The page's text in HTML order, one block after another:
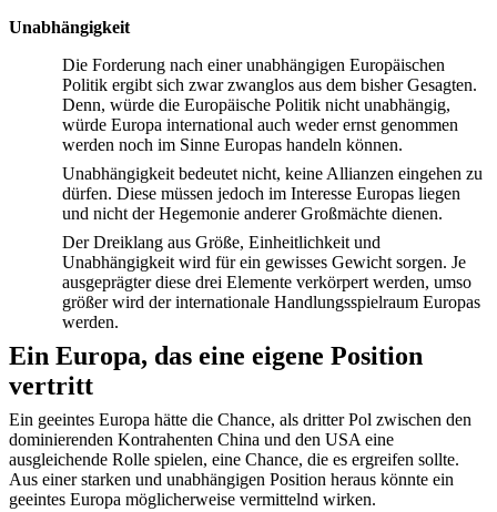
Unabhängigkeit
Die Forderung nach einer unabhängigen Europäischen
Politik ergibt sich zwar zwanglos aus dem bisher Gesagten.
Denn, würde die Europäische Politik nicht unabhängig,
würde Europa international auch weder ernst genommen
werden noch im Sinne Europas handeln können.
Unabhängigkeit bedeutet nicht, keine Allianzen eingehen zu
dürfen. Diese müssen jedoch im Interesse Europas liegen
und nicht der Hegemonie anderer Großmächte dienen.
Der Dreiklang aus Größe, Einheitlichkeit und
Unabhängigkeit wird für ein gewisses Gewicht sorgen. Je
ausgeprägter diese drei Elemente verkörpert werden, umso
größer wird der internationale Handlungsspielraum Europas
werden.
Ein Europa, das eine eigene Position
vertritt
Ein geeintes Europa hätte die Chance, als dritter Pol zwischen den
dominierenden Kontrahenten China und den USA eine
ausgleichende Rolle spielen, eine Chance, die es ergreifen sollte.
Aus einer starken und unabhängigen Position heraus könnte ein
geeintes Europa möglicherweise vermittelnd wirken.